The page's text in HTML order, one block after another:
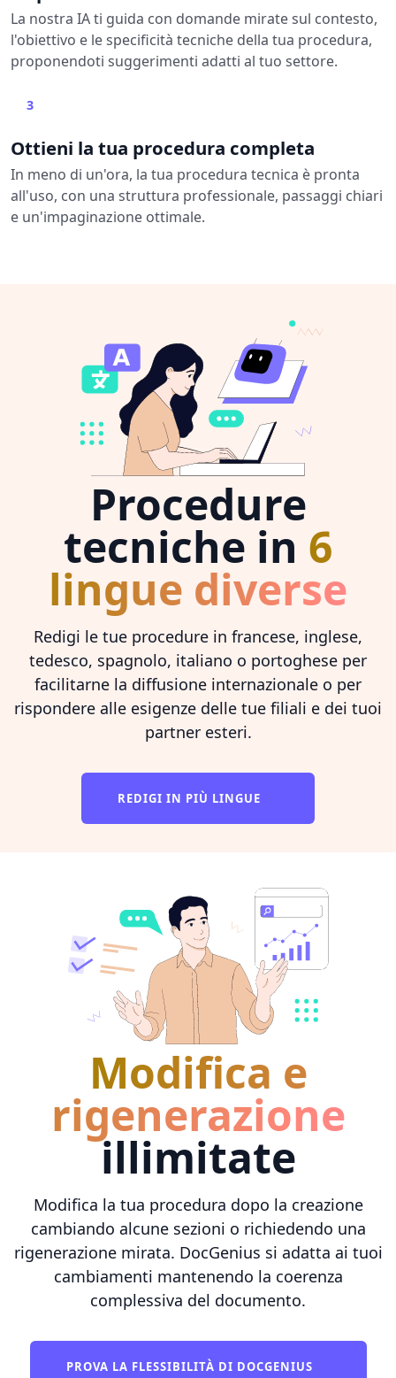
La nostra IA ti guida con domande mirate sul contesto,
l'obiettivo e le specificità tecniche della tua procedura,
proponendoti suggerimenti adatti al tuo settore.
3
Ottieni la tua procedura completa
In meno di un'ora, la tua procedura tecnica è pronta
all'uso, con una struttura professionale, passaggi chiari
e un'impaginazione ottimale.
Procedure
tecniche in 6
lingue diverse
Redigi le tue procedure in francese, inglese,
tedesco, spagnolo, italiano o portoghese per
facilitarne la diffusione internazionale o per
rispondere alle esigenze delle tue filiali e dei tuoi
partner esteri.
REDIGI IN PIÙ LINGUE
Modifica e
rigenerazione
illimitate
Modifica la tua procedura dopo la creazione
cambiando alcune sezioni o richiedendo una
rigenerazione mirata. DocGenius si adatta ai tuoi
cambiamenti mantenendo la coerenza
complessiva del documento.
PROVA LA FLESSIBILITÀ DI DOCGENIUS